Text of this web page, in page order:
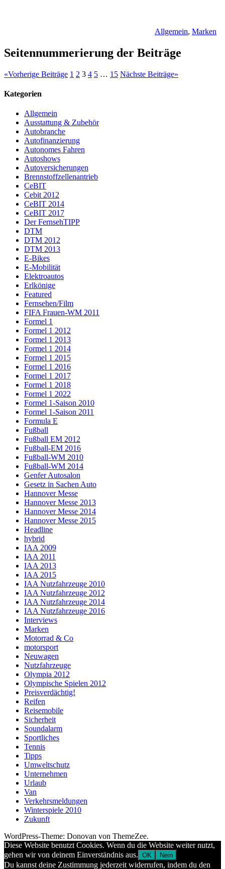
Allgemein, Marken
Seitennummerierung der Beiträge
«Vorherige Beiträge 1 2 3 4 5 … 15 Nächste Beiträge»
Kategorien
Allgemein
Ausstattung & Zubehör
Autobranche
Autofinanzierung
Autonomes Fahren
Autoshows
Autoversicherungen
Brennstoffzellenantrieb
CeBIT
Cebit 2012
CeBIT 2014
CeBIT 2017
Der FernsehTIPP
DTM
DTM 2012
DTM 2013
E-Bikes
E-Mobilität
Elektroautos
Erlkönige
Featured
Fernsehen/Film
FIFA Frauen-WM 2011
Formel 1
Formel 1 2012
Formel 1 2013
Formel 1 2014
Formel 1 2015
Formel 1 2016
Formel 1 2017
Formel 1 2018
Formel 1 2022
Formel 1-Saison 2010
Formel 1-Saison 2011
Formula E
Fußball
Fußball EM 2012
Fußball-EM 2016
Fußball-WM 2010
Fußball-WM 2014
Genfer Autosalon
Gesetz in Sachen Auto
Hannover Messe
Hannover Messe 2013
Hannover Messe 2014
Hannover Messe 2015
Headline
hybrid
IAA 2009
IAA 2011
IAA 2013
IAA 2015
IAA Nutzfahrzeuge 2010
IAA Nutzfahrzeuge 2012
IAA Nutzfahrzeuge 2014
IAA Nutzfahrzeuge 2016
Interviews
Marken
Motorrad & Co
motorsport
Neuwagen
Nutzfahrzeuge
Olympia 2012
Olympische Spielen 2012
Preisverdächtig!
Reifen
Reisemobile
Sicherheit
Soundalarm
Sportliches
Tennis
Tipps
Umweltschutz
Unternehmen
Urlaub
Van
Verkehrsmeldungen
Winterspiele 2010
Zukunft
WordPress-Theme: Donovan von ThemeZee.
Diese Website benutzt Cookies. Wenn du die Website weiter nutzt,
gehen wir von deinem Einverständnis aus. OK Nein
Du kannst deine Zustimmung jederzeit widerrufen, indem du den